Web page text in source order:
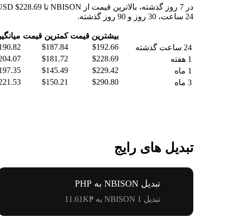
24 ساعت، 30 روز و 90 روز گذشته.
بیشترین قیمت کمترین قیمت
24 ساعت گذشته
$192.66
$187.84
1 هفته
$228.69
$181.72
1 ماه
$229.42
$145.49
3 ماه
$290.80
$150.21
تبدیل های رایج
تبدیل NBISON به PHP
تبدیل 1 NBISON به ₱11.61K